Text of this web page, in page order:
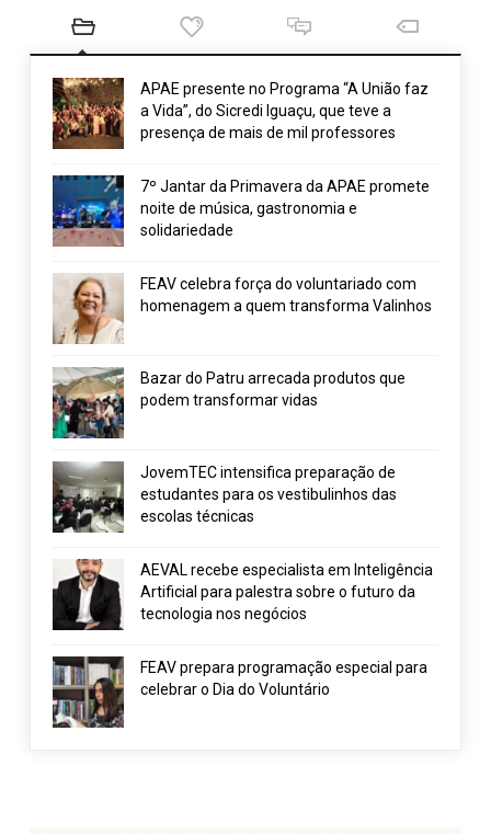
APAE presente no Programa “A União faz
a Vida”, do Sicredi Iguaçu, que teve a
presença de mais de mil professores
7º Jantar da Primavera da APAE promete
noite de música, gastronomia e
solidariedade
FEAV celebra força do voluntariado com
homenagem a quem transforma Valinhos
Bazar do Patru arrecada produtos que
podem transformar vidas
JovemTEC intensifica preparação de
estudantes para os vestibulinhos das
escolas técnicas
AEVAL recebe especialista em Inteligência
Artificial para palestra sobre o futuro da
tecnologia nos negócios
FEAV prepara programação especial para
celebrar o Dia do Voluntário